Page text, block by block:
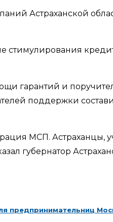
Астраханской
стимулирования
гарантий и
поддержки
МСП. Астраханцы,
губернатор
предпринимательниц